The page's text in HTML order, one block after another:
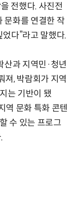
전했다. 사진전
문화를 연결한 작
다”라고 말했다.
산과 지역민·청년
져, 박람회가 지역
는 기반이 됐
역 문화 특화 콘텐
수 있는 프로그